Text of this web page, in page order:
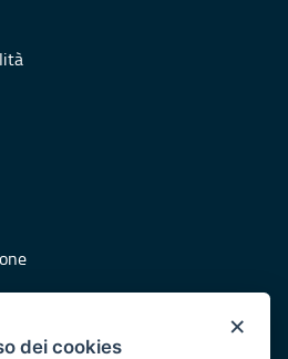
Puglia
×
dei cookies